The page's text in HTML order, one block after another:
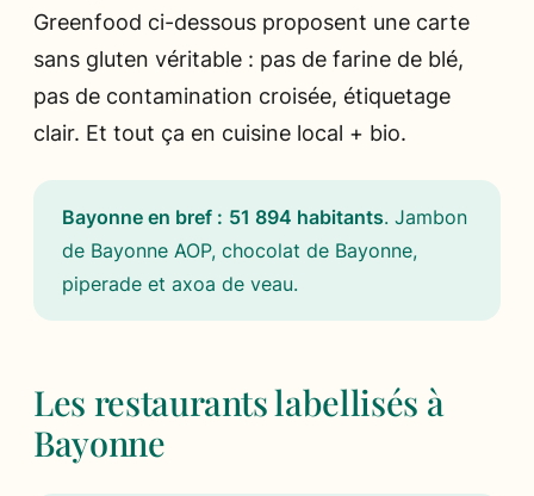
Greenfood ci-dessous proposent une carte
sans gluten véritable : pas de farine de blé,
pas de contamination croisée, étiquetage
clair. Et tout ça en cuisine local + bio.
Bayonne en bref : 51 894 habitants. Jambon
de Bayonne AOP, chocolat de Bayonne,
piperade et axoa de veau.
Les restaurants labellisés à
Bayonne